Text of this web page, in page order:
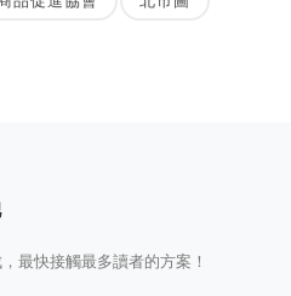
最快接觸最多讀者的方案！